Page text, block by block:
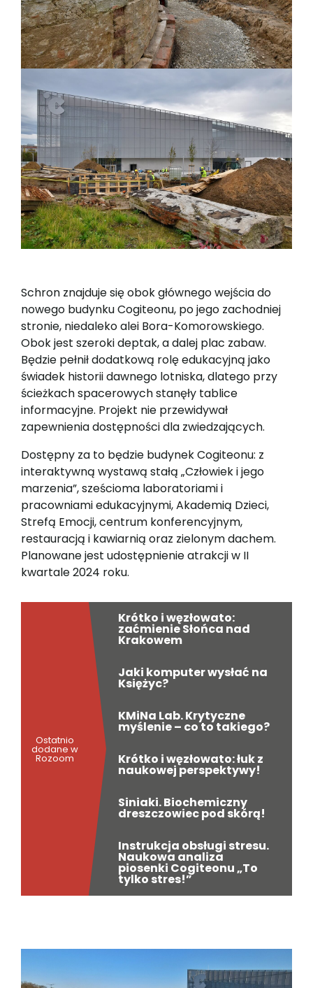
Schron znajduje się obok głównego wejścia do
nowego budynku Cogiteonu, po jego zachodniej
stronie, niedaleko alei Bora-Komorowskiego.
Obok jest szeroki deptak, a dalej plac zabaw.
Będzie pełnił dodatkową rolę edukacyjną jako
świadek historii dawnego lotniska, dlatego przy
ścieżkach spacerowych stanęły tablice
informacyjne. Projekt nie przewidywał
zapewnienia dostępności dla zwiedzających.
Dostępny za to będzie budynek Cogiteonu: z
interaktywną wystawą stałą „Człowiek i jego
marzenia”, sześcioma laboratoriami i
pracowniami edukacyjnymi, Akademią Dzieci,
Strefą Emocji, centrum konferencyjnym,
restauracją i kawiarnią oraz zielonym dachem.
Planowane jest udostępnienie atrakcji w II
kwartale 2024 roku.
Ostatnio
dodane w
Rozoom
Krótko i węzłowato:
zaćmienie Słońca nad
Krakowem
Jaki komputer wysłać na
Księżyc?
KMiNa Lab. Krytyczne
myślenie – co to takiego?
Krótko i węzłowato: łuk z
naukowej perspektywy!
Siniaki. Biochemiczny
dreszczowiec pod skórą!
Instrukcja obsługi stresu.
Naukowa analiza
piosenki Cogiteonu „To
tylko stres!”